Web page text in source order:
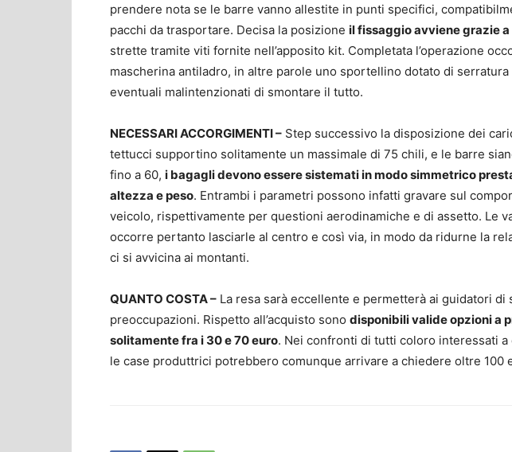
prendere nota se le barre vanno allestite in punti specifici,
pacchi da trasportare. Decisa la posizione il fissaggio avviene grazie
strette tramite viti fornite nell’apposito kit. Completata l’operazione
mascherina antiladro, in altre parole uno sportellino dotato di serratura
eventuali malintenzionati di smontare il tutto.
NECESSARI ACCORGIMENTI – Step successivo la disposizione dei
tettucci supportino solitamente un massimale di 75 chili, e le barre
fino a 60, i bagagli devono essere sistemati in modo simmetrico
altezza e peso. Entrambi i parametri possono infatti gravare sul
veicolo, rispettivamente per questioni aerodinamiche e di assetto. Le
occorre pertanto lasciarle al centro e così via, in modo da ridurne la
ci si avvicina ai montanti.
QUANTO COSTA – La resa sarà eccellente e permetterà ai guidatori di
preoccupazioni. Rispetto all’acquisto sono disponibili valide opzioni a
solitamente fra i 30 e 70 euro. Nei confronti di tutti coloro interessati
le case produttrici potrebbero comunque arrivare a chiedere oltre 100